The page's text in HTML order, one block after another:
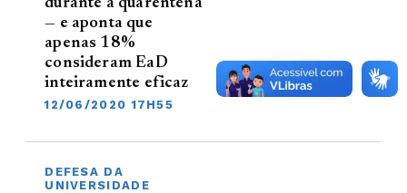
durante a quarentena
— e aponta que
apenas 18%
consideram EaD
inteiramente eficaz
12/06/2020 17H55
DEFESA DA
UNIVERSIDADE